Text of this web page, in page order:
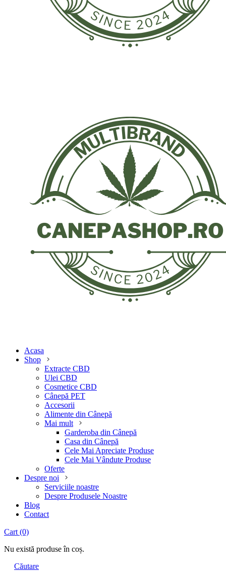
Acasa
Shop
Extracte CBD
Ulei CBD
Cosmetice CBD
Cânepă PET
Accesorii
Alimente din Cânepă
Mai mult
Garderoba din Cânepă
Casa din Cânepă
Cele Mai Apreciate Produse
Cele Mai Vândute Produse
Oferte
Despre noi
Serviciile noastre
Despre Produsele Noastre
Blog
Contact
Cart (0)
Nu există produse în coș.
Căutare